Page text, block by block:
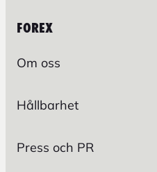
FOREX
Om oss
Hållbarhet
Press och PR